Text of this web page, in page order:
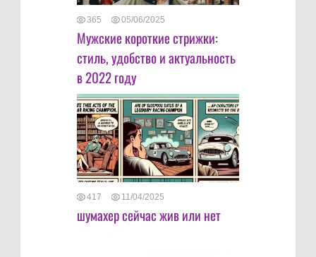
365 05/06/2025
Мужские короткие стрижки:
стиль, удобство и актуальность
в 2022 году
417 11/04/2025
шумахер сейчас жив или нет